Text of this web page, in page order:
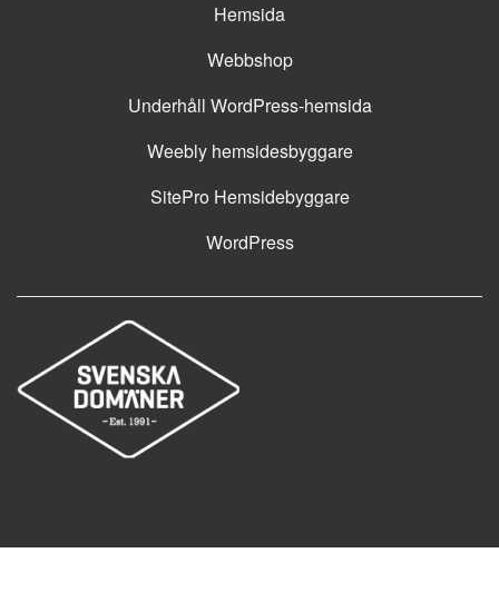
Hemsida
Webbshop
Underhåll WordPress-hemsida
Weebly hemsidesbyggare
SitePro Hemsidebyggare
WordPress